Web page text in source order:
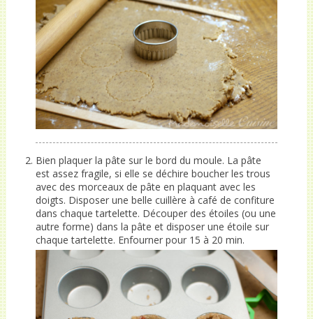
Bien plaquer la pâte sur le bord du moule. La pâte
est assez fragile, si elle se déchire boucher les trous
avec des morceaux de pâte en plaquant avec les
doigts. Disposer une belle cuillère à café de confiture
dans chaque tartelette. Découper des étoiles (ou une
autre forme) dans la pâte et disposer une étoile sur
chaque tartelette. Enfourner pour 15 à 20 min.